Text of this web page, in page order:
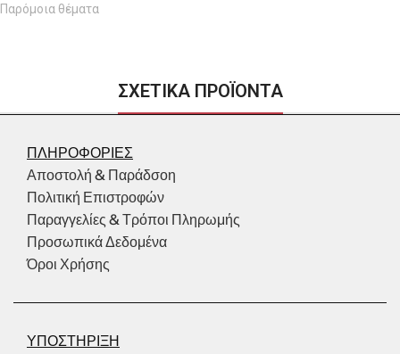
Παρόμοια θέματα
ΣΧΕΤΙΚΑ ΠΡΟΪΟΝΤΑ
ΠΛΗΡΟΦΟΡΙΕΣ
Αποστολή & Παράδσοη
Πολιτική Επιστροφών
Παραγγελίες & Τρόποι Πληρωμής
Προσωπικά Δεδομένα
Όροι Χρήσης
ΥΠΟΣΤΗΡΙΞΗ